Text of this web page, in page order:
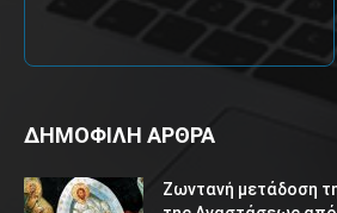
ΔΗΜΟΦΙΛΗ ΑΡΘΡΑ
Ζωντανή μετάδοση